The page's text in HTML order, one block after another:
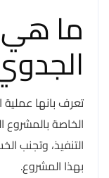
ما
تعرف بانها
الخاصة بالمشروع
التنفيذ، وتجنب
بهذا المشروع.